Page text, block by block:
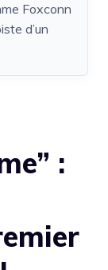
Foxconn
d’un
: